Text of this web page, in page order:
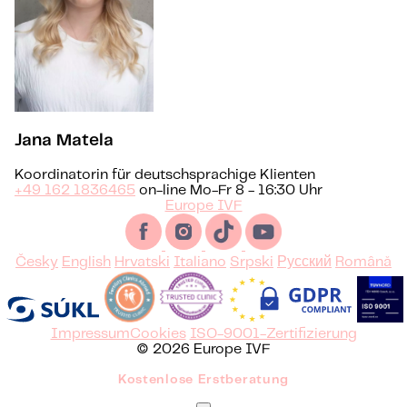
Jana Matela
Koordinatorin für deutschsprachige Klienten
+49 162 1836465 on-line Mo-Fr 8 - 16:30 Uhr
Europe IVF
Česky English Hrvatski Italiano Srpski Русский Română
ImpressumCookies ISO-9001-Zertifizierung
© 2026 Europe IVF
Kostenlose Erstberatung